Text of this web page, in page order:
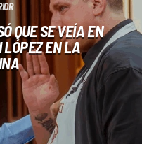
QUE SE VEÍA EN
LÓPEZ EN LA